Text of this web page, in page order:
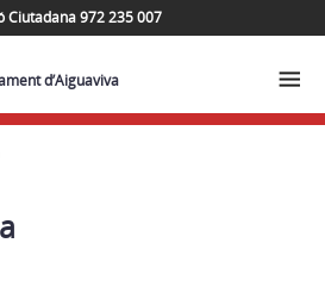
Ciutadana 972 235 007
d’Aiguaviva